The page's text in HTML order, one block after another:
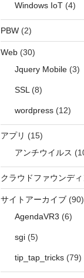
Windows IoT(4)
PBW(2)
Web(30)
Jquery Mobile(3)
SSL(8)
wordpress(12)
アプリ (15)
アンチウイルス
クラウドファウンデ
サイトアーカイブ(90)
AgendaVR3 (6)
sgi(5)
tip_tap_tricks(79)